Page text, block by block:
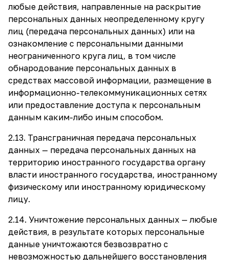
любые действия, направленные на раскрытие
персональных данных неопределенному кругу
лиц (передача персональных данных) или на
ознакомление с персональными данными
неограниченного круга лиц, в том числе
обнародование персональных данных в
средствах массовой информации, размещение в
информационно-телекоммуникационных сетях
или предоставление доступа к персональным
данным каким-либо иным способом.
2.13. Трансграничная передача персональных
данных — передача персональных данных на
территорию иностранного государства органу
власти иностранного государства, иностранному
физическому или иностранному юридическому
лицу.
2.14. Уничтожение персональных данных — любые
действия, в результате которых персональные
данные уничтожаются безвозвратно с
невозможностью дальнейшего восстановления